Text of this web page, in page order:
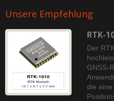
Unsere Empfehlung
RTK-
Der
GNSS-
die